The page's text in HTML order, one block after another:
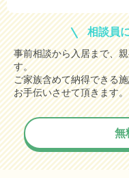
相談員
事前相談から入居まで、
す。
ご家族含めて納得できる
お手伝いさせて頂きます。
無